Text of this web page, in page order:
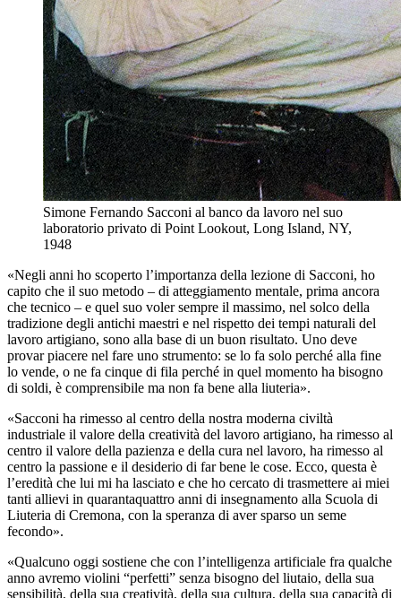
Simone Fernando Sacconi al banco da lavoro nel suo
laboratorio privato di Point Lookout, Long Island, NY,
1948
«Negli anni ho scoperto l’importanza della lezione di Sacconi, ho
capito che il suo metodo – di atteggiamento mentale, prima ancora
che tecnico – e quel suo voler sempre il massimo, nel solco della
tradizione degli antichi maestri e nel rispetto dei tempi naturali del
lavoro artigiano, sono alla base di un buon risultato. Uno deve
provar piacere nel fare uno strumento: se lo fa solo perché alla fine
lo vende, o ne fa cinque di fila perché in quel momento ha bisogno
di soldi, è comprensibile ma non fa bene alla liuteria».
«Sacconi ha rimesso al centro della nostra moderna civiltà
industriale il valore della creatività del lavoro artigiano, ha rimesso al
centro il valore della pazienza e della cura nel lavoro, ha rimesso al
centro la passione e il desiderio di far bene le cose. Ecco, questa è
l’eredità che lui mi ha lasciato e che ho cercato di trasmettere ai miei
tanti allievi in quarantaquattro anni di insegnamento alla Scuola di
Liuteria di Cremona, con la speranza di aver sparso un seme
fecondo».
«Qualcuno oggi sostiene che con l’intelligenza artificiale fra qualche
anno avremo violini “perfetti” senza bisogno del liutaio, della sua
sensibilità, della sua creatività, della sua cultura, della sua capacità di